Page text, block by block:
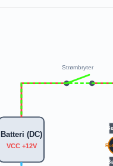
Batteri (DC)
VCC +12V
Strømbryter